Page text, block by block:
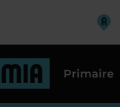
Primaire